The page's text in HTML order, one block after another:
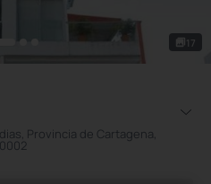
17
Provincia de Cartagena,